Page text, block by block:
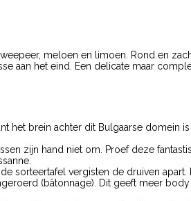
meloen en limoen. Rond en
aan het eind. Een delicate maar
het brein achter dit Bulgaarse domein
zijn hand niet om. Proef deze
sorteertafel vergisten de druiven apart.
(bâtonnage). Dit geeft meer body